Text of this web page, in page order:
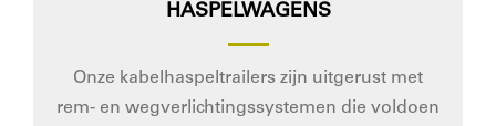
HASPELWAGENS
Onze kabelhaspeltrailers zijn uitgerust met
rem- en wegverlichtingssystemen die voldoen